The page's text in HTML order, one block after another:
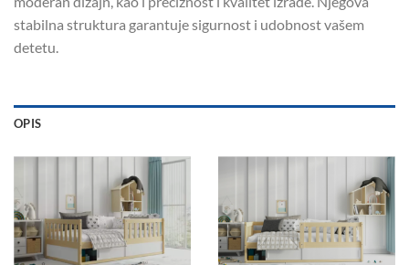
stabilna struktura garantuje sigurnost i udobnost vašem
detetu.
OPIS